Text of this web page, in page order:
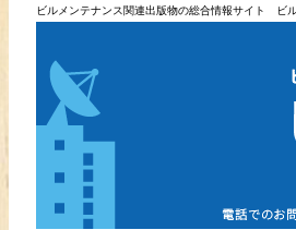
ビルメンテナンス関連出版物の総合情報サイト ビ